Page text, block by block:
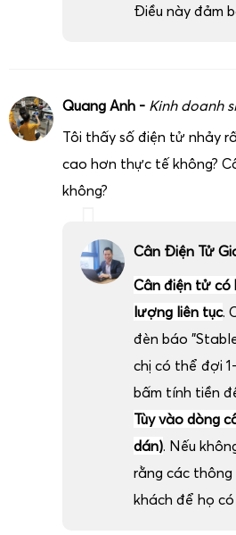
Điều này đảm
Quang Anh - Kinh doanh
Tôi thấy số điện tử nhảy
cao hơn thực tế không?
không?
Cân Điện Tử
Cân điện tử có
lượng liên tục.
đèn báo
chị có thể đợi
bấm tính tiền
Tùy vào dòng
dán). Nếu
rằng các
khách để họ